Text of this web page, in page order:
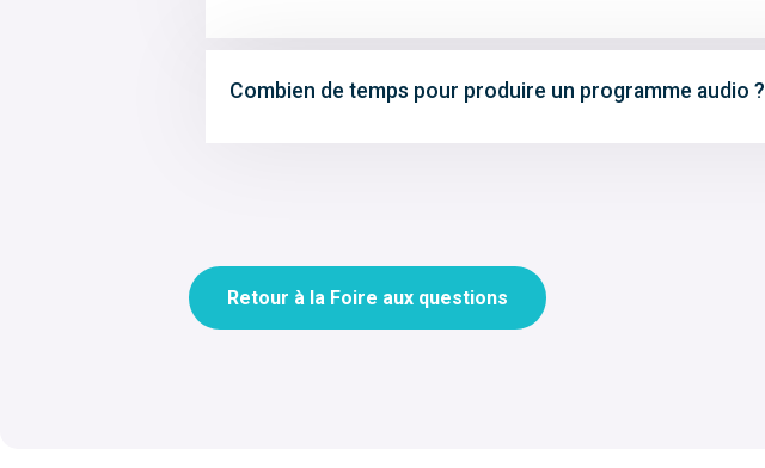
Combien de temps pour produire un programme audio ?
Retour à la Foire aux questions